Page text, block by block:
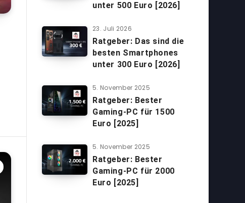
unter 500 Euro [2026]
23. Juli 2026
Ratgeber: Das sind die
besten Smartphones
unter 300 Euro [2026]
5. November 2025
Ratgeber: Bester
Gaming-PC für 1500
Euro [2025]
5. November 2025
Ratgeber: Bester
Gaming-PC für 2000
Euro [2025]